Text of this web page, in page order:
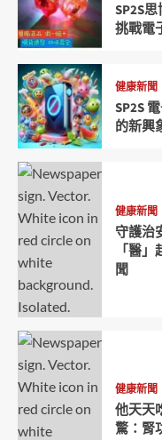
SP2S
挑戰電
健康新聞
SP2S
的新興
健康新聞
守護治
「醫
聞
健康新聞
他天天
驚：腎